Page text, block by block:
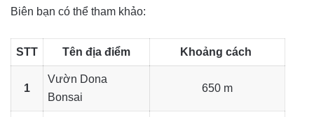
Biên bạn có thể tham khảo:
STT Tên địa điểm Khoảng cách
1
Vườn Dona
Bonsai
650 m